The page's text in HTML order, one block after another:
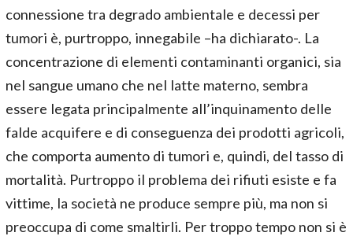
connessione tra degrado ambientale e decessi per
tumori è, purtroppo, innegabile –ha dichiarato-. La
concentrazione di elementi contaminanti organici, sia
nel sangue umano che nel latte materno, sembra
essere legata principalmente all’inquinamento delle
falde acquifere e di conseguenza dei prodotti agricoli,
che comporta aumento di tumori e, quindi, del tasso di
mortalità. Purtroppo il problema dei rifiuti esiste e fa
vittime, la società ne produce sempre più, ma non si
preoccupa di come smaltirli. Per troppo tempo non si è